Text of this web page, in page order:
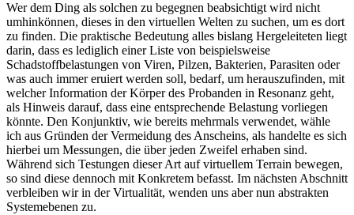
Wer dem Ding als solchen zu begegnen beabsichtigt wird nicht
umhinkönnen, dieses in den virtuellen Welten zu suchen, um es dort
zu finden. Die praktische Bedeutung alles bislang Hergeleiteten liegt
darin, dass es lediglich einer Liste von beispielsweise
Schadstoffbelastungen von Viren, Pilzen, Bakterien, Parasiten oder
was auch immer eruiert werden soll, bedarf, um herauszufinden, mit
welcher Information der Körper des Probanden in Resonanz geht,
als Hinweis darauf, dass eine entsprechende Belastung vorliegen
könnte. Den Konjunktiv, wie bereits mehrmals verwendet, wähle
ich aus Gründen der Vermeidung des Anscheins, als handelte es sich
hierbei um Messungen, die über jeden Zweifel erhaben sind.
Während sich Testungen dieser Art auf virtuellem Terrain bewegen,
so sind diese dennoch mit Konkretem befasst. Im nächsten Abschnitt
verbleiben wir in der Virtualität, wenden uns aber nun abstrakten
Systemebenen zu.